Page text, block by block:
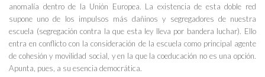
anomalía dentro de la Unión Europea. La existencia de esta doble red
supone uno de los impulsos más dañinos y segregadores de nuestra
escuela (segregación contra la que esta ley lleva por bandera luchar). Ello
entra en conflicto con la consideración de la escuela como principal agente
de cohesión y movilidad social, y en la que la coeducación no es una opción.
Apunta, pues, a su esencia democrática.